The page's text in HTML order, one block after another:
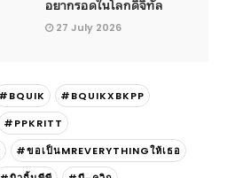
อยากรอดในโลกดิจิทัล
27 July 2026
#BQUIK
#BQUIKXBKPP
#PPKRITT
#ขอเป็นMREVERYTHINGให้เธอ